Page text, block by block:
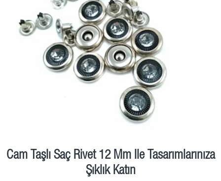
Ön Sipariş
Cam Taşlı Saç Rivet 12 Mm Ile Tasarımlarınıza
Şıklık Katın